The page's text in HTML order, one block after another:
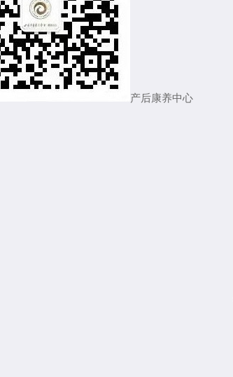
产后康养中心